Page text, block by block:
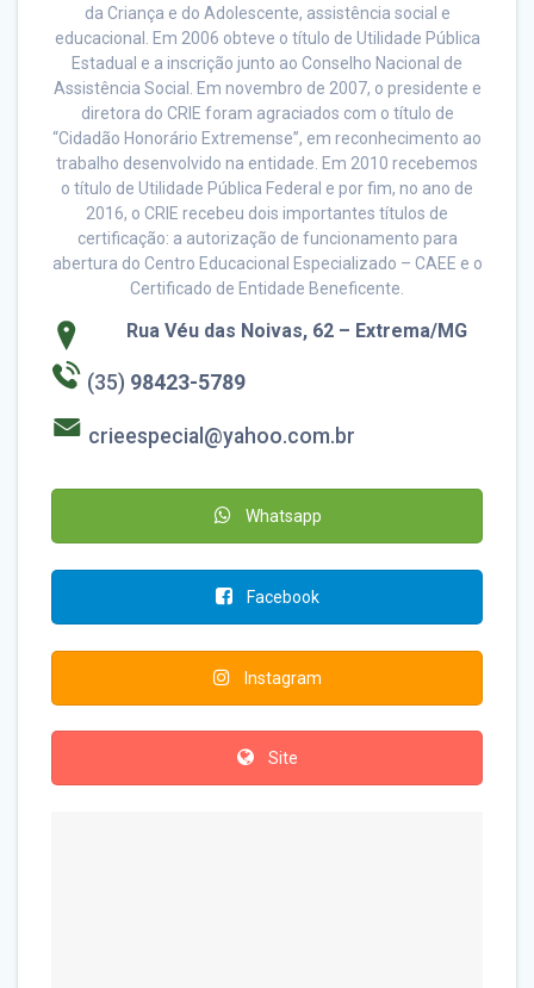
da Criança e do Adolescente, assistência social e
educacional. Em 2006 obteve o título de Utilidade Pública
Estadual e a inscrição junto ao Conselho Nacional de
Assistência Social. Em novembro de 2007, o presidente e
diretora do CRIE foram agraciados com o título de
“Cidadão Honorário Extremense”, em reconhecimento ao
trabalho desenvolvido na entidade. Em 2010 recebemos
o título de Utilidade Pública Federal e por fim, no ano de
2016, o CRIE recebeu dois importantes títulos de
certificação: a autorização de funcionamento para
abertura do Centro Educacional Especializado – CAEE e o
Certificado de Entidade Beneficente.
Rua Véu das Noivas, 62 – Extrema/MG
(35) 98423-5789
crieespecial@yahoo.com.br
Whatsapp
Facebook
Instagram
Site